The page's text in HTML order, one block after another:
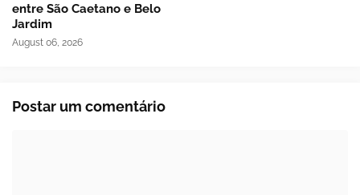
entre São Caetano e Belo
Jardim
August 06, 2026
Postar um comentário